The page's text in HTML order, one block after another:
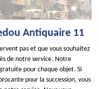
Antiquaire 11
pas et que vous souhaitez
de notre service. Notre
pour chaque objet. Si
pour la succession, vous